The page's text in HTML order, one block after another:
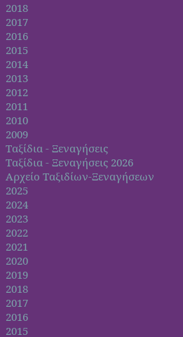
2018
2017
2016
2015
2014
2013
2012
2011
2010
2009
Ταξίδια - Ξεναγήσεις
Ταξίδια - Ξεναγήσεις 2026
Αρχείο Ταξιδίων-Ξεναγήσεων
2025
2024
2023
2022
2021
2020
2019
2018
2017
2016
2015